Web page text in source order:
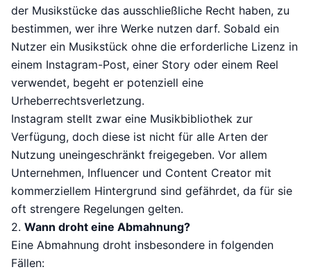
der Musikstücke das ausschließliche Recht haben, zu
bestimmen, wer ihre Werke nutzen darf. Sobald ein
Nutzer ein Musikstück ohne die erforderliche Lizenz in
einem Instagram-Post, einer Story oder einem Reel
verwendet, begeht er potenziell eine
Urheberrechtsverletzung.
Instagram stellt zwar eine Musikbibliothek zur
Verfügung, doch diese ist nicht für alle Arten der
Nutzung uneingeschränkt freigegeben. Vor allem
Unternehmen, Influencer und Content Creator mit
kommerziellem Hintergrund sind gefährdet, da für sie
oft strengere Regelungen gelten.
2. Wann droht eine Abmahnung?
Eine Abmahnung droht insbesondere in folgenden
Fällen: